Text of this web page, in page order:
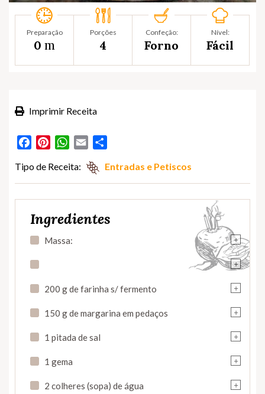
Preparação
0 m
Porções
4
Confeção:
Forno
Nível:
Fácil
Imprimir Receita
FacebookPinterestWhatsApp
Email
Tipo de Receita: Entradas e Petiscos
Ingredientes
+
Massa:
+
+
200 g de farinha s/ fermento
+
150 g de margarina em pedaços
+
1 pitada de sal
+
1 gema
+
2 colheres (sopa) de água